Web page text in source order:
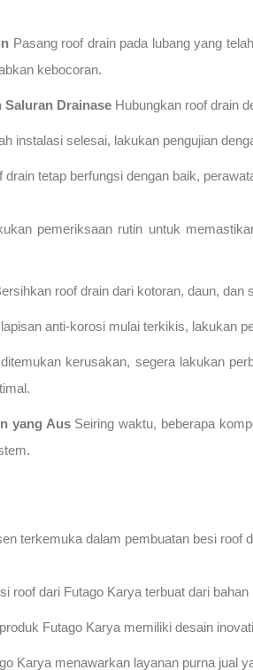
Pasang roof drain pada lubang yang
kebocoran.
Saluran Drainase Hubungkan roof drain
instalasi selesai, lakukan pengujian
tetap berfungsi dengan baik,
pemeriksaan rutin untuk
roof drain dari kotoran, daun,
anti-korosi mulai terkikis, lakukan
kerusakan, segera lakukan
yang AusSeiring waktu, beberapa
terkemuka dalam pembuatan besi
roof dari Futago Karya terbuat dari
Futago Karya memiliki desain
Karya menawarkan layanan purna jual